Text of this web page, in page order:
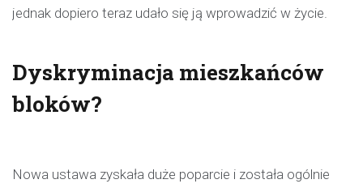
jednak dopiero teraz udało się ją wprowadzić w życie.
Dyskryminacja mieszkańców
bloków?
Nowa ustawa zyskała duże poparcie i została ogólnie